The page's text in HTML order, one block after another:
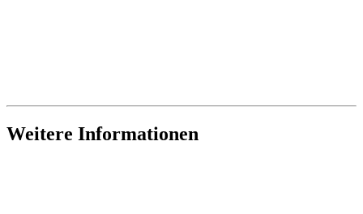
Weitere Informationen